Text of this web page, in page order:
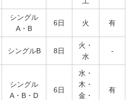
シングル
A・B
6日 火 有
シングルB 8日
火・
水
-
シングル
A・B・D
6日
水・
木・
金・
有